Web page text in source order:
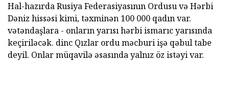
Hal-hazırda Rusiya Federasiyasının Ordusu və Hərbi
Dəniz hissəsi kimi, təxminən 100 000 qadın var.
vətəndaşlara - onların yarısı hərbi ismarıc yarısında
keçiriləcək. dinc Qızlar ordu məcburi işə qəbul tabe
deyil. Onlar müqavilə əsasında yalnız öz istəyi var.